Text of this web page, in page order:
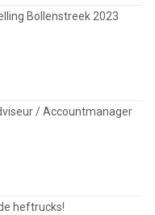
Bollenstreek 2023
/ Accountmanager
heftrucks!